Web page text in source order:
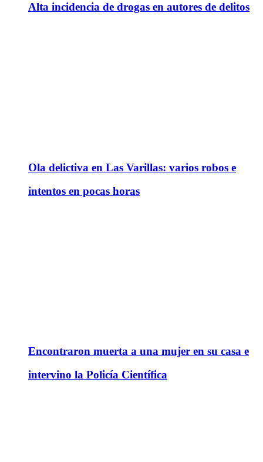
Alta incidencia de drogas en autores de delitos
Ola delictiva en Las Varillas: varios robos e
intentos en pocas horas
Encontraron muerta a una mujer en su casa e
intervino la Policía Científica